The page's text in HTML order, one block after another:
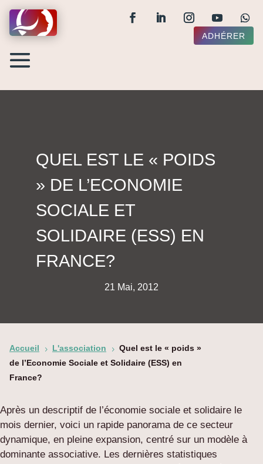
ADHÉRER
QUEL EST LE « POIDS
» DE L’ECONOMIE
SOCIALE ET
SOLIDAIRE (ESS) EN
FRANCE?
21 Mai, 2012
Accueil 5 L'association 5 Quel est le « poids »
de l’Economie Sociale et Solidaire (ESS) en
France?
Après un descriptif de l’économie sociale et solidaire le
mois dernier, voici un rapide panorama de ce secteur
dynamique, en pleine expansion, centré sur un modèle à
dominante associative. Les dernières statistiques